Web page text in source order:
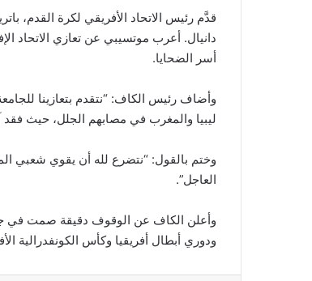
قدَّم رئيس الاتحاد الأفريقي لكرة القدم،
أسر الضحايا.
وأضاف رئيس الكاف: “نتقدم بتعازينا
ليبيا والمغرب في مصابهم الجلل، حيث فقد
وختم بالقول: “نتضرع لله أن يقوي شعبي
العاجل”.
وأعلن الكاف عن الوقوف دقيقة صمت في
ودوري أبطال أفريقيا وكأس الكونفدرالية